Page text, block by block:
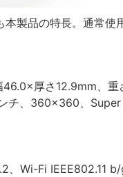
本製品の特長。通常
厚さ12.9mm、重
チ、360×360、
、Wi-Fi IEEE802.11